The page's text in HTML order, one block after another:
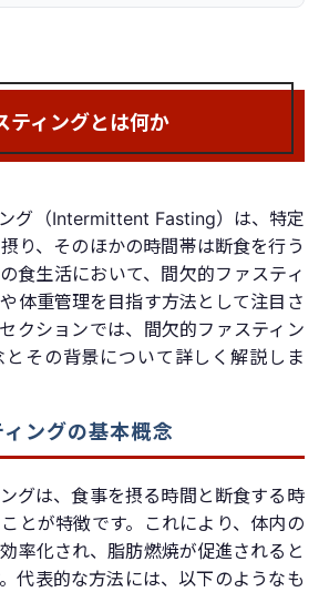
ティングとは何か
グ（Intermittent Fasting）は、特定
り、そのほかの時間帯は断食を行う
食生活において、間欠的ファスティ
体重管理を目指す方法として注目さ
クションでは、間欠的ファスティン
その背景について詳しく解説しま
ングの基本概念
グは、食事を摂る時間と断食する時
とが特徴です。これにより、体内の
率化され、脂肪燃焼が促進されると
代表的な方法には、以下のようなも